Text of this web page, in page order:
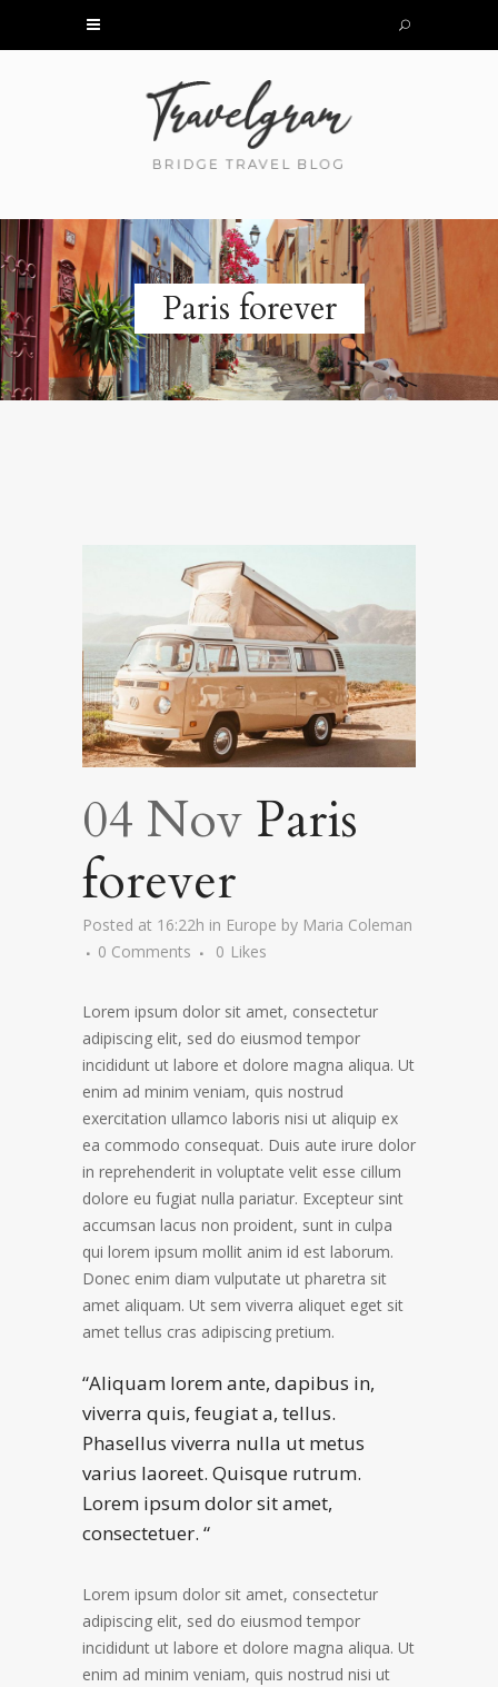
Paris forever
04 Nov Paris
forever
Posted at 16:22h in Europe by Maria Coleman
0 Comments
0 Likes
Lorem ipsum dolor sit amet, consectetur
adipiscing elit, sed do eiusmod tempor
incididunt ut labore et dolore magna aliqua. Ut
enim ad minim veniam, quis nostrud
exercitation ullamco laboris nisi ut aliquip ex
ea commodo consequat. Duis aute irure dolor
in reprehenderit in voluptate velit esse cillum
dolore eu fugiat nulla pariatur. Excepteur sint
accumsan lacus non proident, sunt in culpa
qui lorem ipsum mollit anim id est laborum.
Donec enim diam vulputate ut pharetra sit
amet aliquam. Ut sem viverra aliquet eget sit
amet tellus cras adipiscing pretium.
“Aliquam lorem ante, dapibus in,
viverra quis, feugiat a, tellus.
Phasellus viverra nulla ut metus
varius laoreet. Quisque rutrum.
Lorem ipsum dolor sit amet,
consectetuer. “
Lorem ipsum dolor sit amet, consectetur
adipiscing elit, sed do eiusmod tempor
incididunt ut labore et dolore magna aliqua. Ut
enim ad minim veniam, quis nostrud nisi ut